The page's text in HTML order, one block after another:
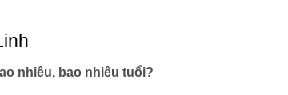
nhiêu, bao nhiêu tuổi?